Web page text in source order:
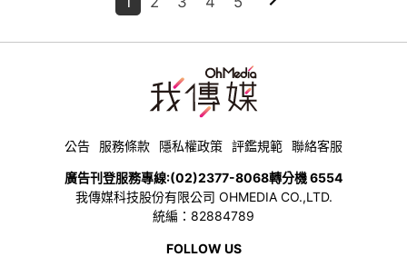
公告 服務條款 隱私權政策 評鑑規範 聯絡客服
廣告刊登服務專線:(02)2377-8068轉分機 6554
我傳媒科技股份有限公司 OHMEDIA CO.,LTD.
統編：82884789
FOLLOW US